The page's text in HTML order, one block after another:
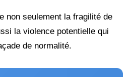
non seulement la fragilité de
la violence potentielle qui
de normalité.